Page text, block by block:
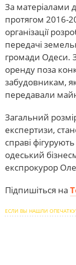
За матеріалами
протягом 2016-
організації
передачі
громади Одеси.
оренду поза
забудовникам,
передавали
Загальний
експертизи,
справі
одеський
експрокурор
Підпишіться на
ЕСЛИ ВЫ НАШЛИ ОПЕЧАТКУ